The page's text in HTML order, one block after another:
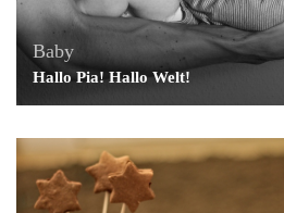
Baby
Hallo Pia! Hallo Welt!